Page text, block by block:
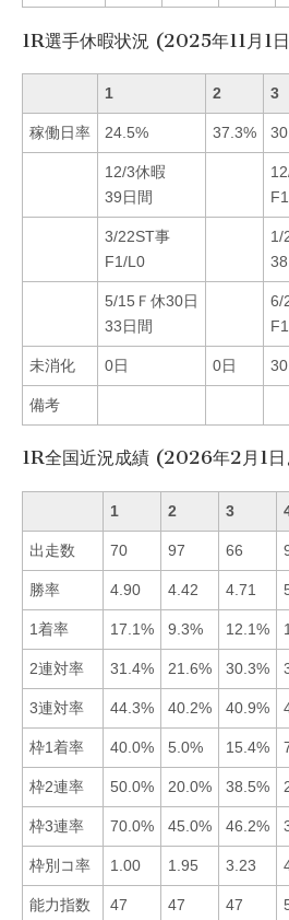
1R選手休暇状況 (2025年11月1
1 2 3
稼働日率 24.5% 37.3%
12/3休暇
39日間
3/22ST事
F1/L0
1/
5/15Ｆ休30日
33日間
6/
未消化 0日 0日
備考
1R全国近況成績 (2026年2月1
1 2 3
出走数 70 97 66
勝率 4.90 4.42 4.71
1着率 17.1% 9.3% 12.1%
2連対率 31.4% 21.6% 30.3%
3連対率 44.3% 40.2% 40.9%
枠1着率 40.0% 5.0% 15.4%
枠2連率 50.0% 20.0% 38.5%
枠3連率 70.0% 45.0% 46.2%
枠別コ率 1.00 1.95 3.23
能力指数 47 47 47